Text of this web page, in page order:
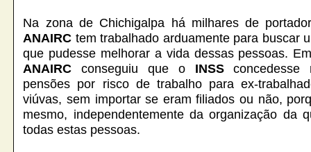
Na zona de Chichigalpa há milhares de
ANAIRC tem trabalhado arduamente para buscar
que pudesse melhorar a vida dessas pessoas.
ANAIRC conseguiu que o INSSconcedesse
pensões por risco de trabalho para ex-
viúvas, sem importar se eram filiados ou não,
mesmo, independentemente da organização da
todas estas pessoas.